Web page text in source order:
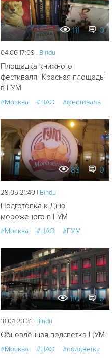
111 0
04.06 17:09 | Bindu
Площадка книжного
фестиваля "Красная площадь"
в ГУМ
#Москва #ЦАО #фестиваль
83 0
29.05 21:40 | Bindu
Подготовка к Дню
мороженого в ГУМ
#Москва #ЦАО #ГУМ
110 0
18.04 23:31 | Bindu
Обновлённая подсветка ЦУМ
#Москва #ЦАО #подсветка